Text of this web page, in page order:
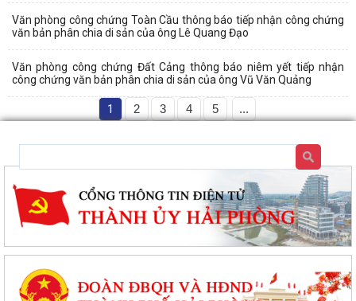
Văn phòng công chứng Toàn Cầu thông báo tiếp nhận công chứng
văn bản phân chia di sản của ông Lê Quang Đạo
Văn phòng công chứng Đất Cảng thông báo niêm yết tiếp nhận
công chứng văn bản phân chia di sản của ông Vũ Văn Quảng
1 2 3 4 5 ...